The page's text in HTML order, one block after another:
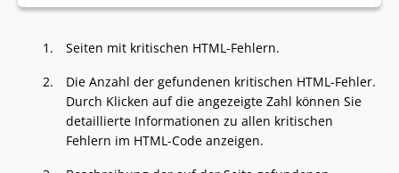
Seiten mit kritischen HTML-Fehlern.
Die Anzahl der gefundenen kritischen HTML-Fehler.
Durch Klicken auf die angezeigte Zahl können Sie
detaillierte Informationen zu allen kritischen
Fehlern im HTML-Code anzeigen.